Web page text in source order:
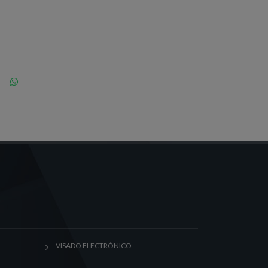
VISADO ELECTRÓNICO